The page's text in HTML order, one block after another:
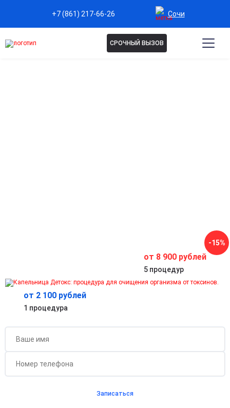
+7 (861) 217-66-26 Сочи
СРОЧНЫЙ ВЫЗОВ
Антиоксидантная защита и замедление старения
поддерживает здоровье организма на клеточном уровне.
от 2 100 рублей
1 процедура
от 8 900 рублей
5 процедур
-15%
Бесплатная консультация для новых клиентов
при проведении процедуры
Записаться